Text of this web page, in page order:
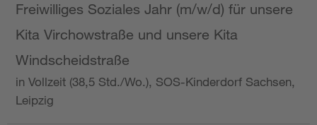
Freiwilliges Soziales Jahr (m/w/d) für unsere
Kita Virchowstraße und unsere Kita
Windscheidstraße
in Vollzeit (38,5 Std./Wo.), SOS-Kinderdorf Sachsen,
Leipzig